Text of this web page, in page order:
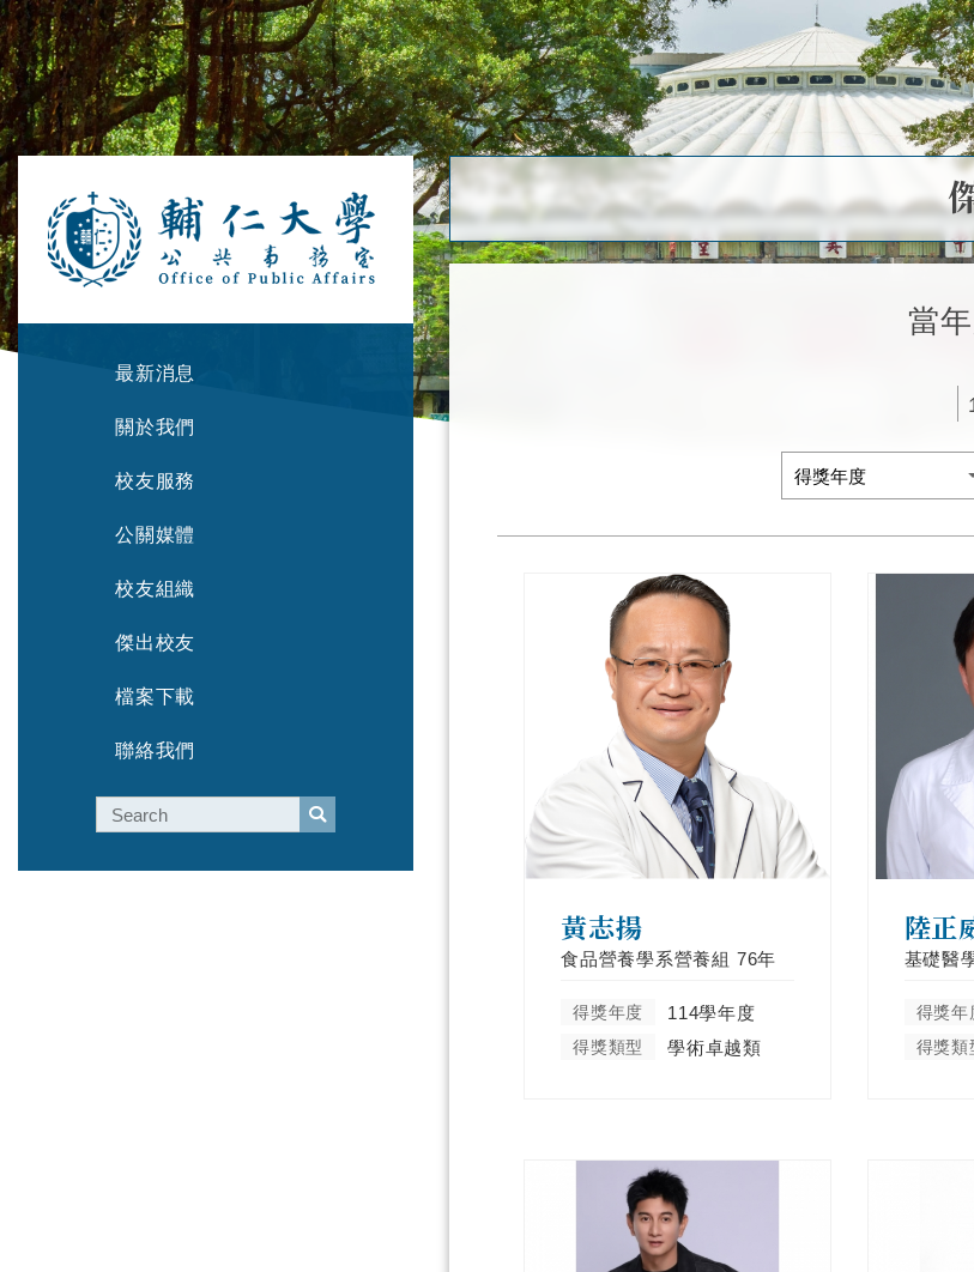
最新消息
關於我們
校友服務
公關媒體
校友組織
傑出校友
檔案下載
聯絡我們
當
黃志揚
食品營養學系營養組 76年
得獎年度 114學年度
得獎類型 學術卓越類
陸正
基礎醫
得獎年
得獎類